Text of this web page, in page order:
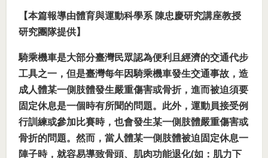
【本篇報導由體育與運動科學系 陳忠慶研究講座教授
研究團隊提供】
騎乘機車是大部分臺灣民眾認為便利且經濟的交通代步
工具之一，但是臺灣每年因騎乘機車發生交通事故，造
成人體某一側肢體發生嚴重傷害或骨折，進而被迫須要
固定休息是一個時有所聞的問題。此外，運動員接受例
行訓練或參加比賽時，也會發生某一側肢體嚴重傷害或
骨折的問題。然而，當人體某一側肢體被迫固定休息一
陣子時，就容易導致骨頭、肌肉功能退化(如：肌力下